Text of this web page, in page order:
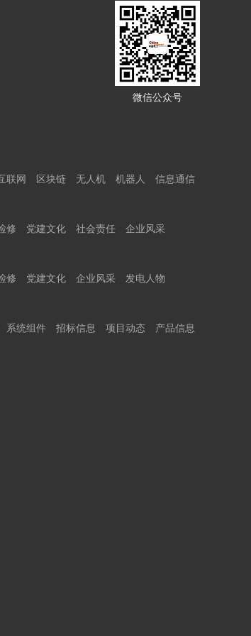
微信公众号
联网 区块链 无人机 机器人
信息通信
修 党建文化 社会责任
企业风采
修 党建文化 企业风采
发电人物
系统组件 招标信息 项目动态 产品信息